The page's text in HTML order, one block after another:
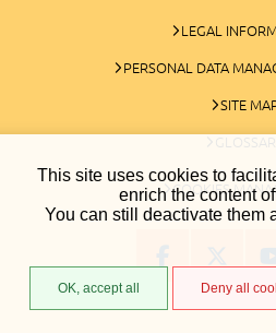
This site uses cookies to
enrich the content
You can still deactivate them
OK, accept all Deny all
LEGAL
PERSONAL DATA
SITE
COOKIES